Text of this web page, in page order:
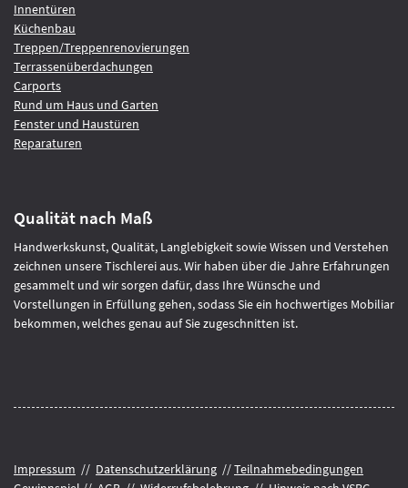
Innentüren
Küchenbau
Treppen/Treppenrenovierungen
Terrassenüberdachungen
Carports
Rund um Haus und Garten
Fenster und Haustüren
Reparaturen
Qualität nach Maß
Handwerkskunst, Qualität, Langlebigkeit sowie Wissen und Verstehen
zeichnen unsere Tischlerei aus. Wir haben über die Jahre Erfahrungen
gesammelt und wir sorgen dafür, dass Ihre Wünsche und
Vorstellungen in Erfüllung gehen, sodass Sie ein hochwertiges Mobiliar
bekommen, welches genau auf Sie zugeschnitten ist.
Impressum // Datenschutzerklärung //Teilnahmebedingungen